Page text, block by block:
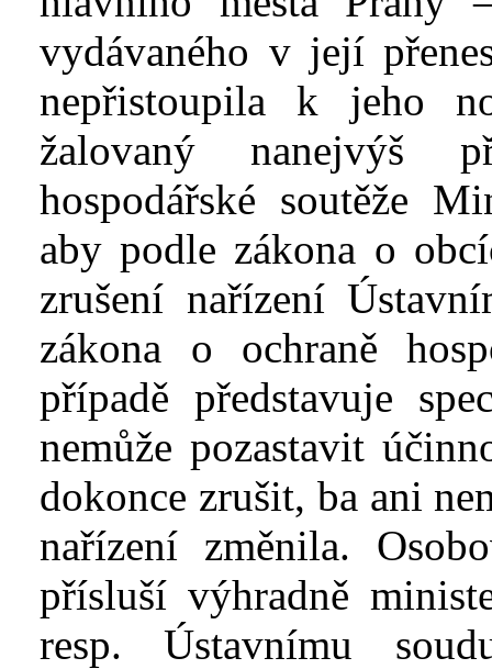
vydávaného v její
nepřistoupila k
jeho
žalovaný nanejvýš
hospodářské soutěže
aby podle zákona o
zrušení nařízení
zákona o ochraně
případě představuje
nemůže pozastavit
dokonce zrušit, ba ani
nařízení změnila.
přísluší výhradně
resp. Ústavnímu